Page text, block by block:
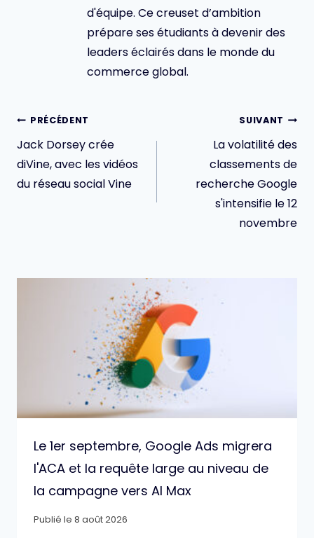
d'équipe. Ce creuset d’ambition
prépare ses étudiants à devenir des
leaders éclairés dans le monde du
commerce global.
Navigation
de
l’article
PRÉCÉDENT
Jack Dorsey crée
diVine, avec les vidéos
du réseau social Vine
SUIVANT
La volatilité des
classements de
recherche Google
s'intensifie le 12
novembre
Le 1er septembre, Google Ads migrera
l'ACA et la requête large au niveau de
la campagne vers AI Max
Publié le 8 août 2026